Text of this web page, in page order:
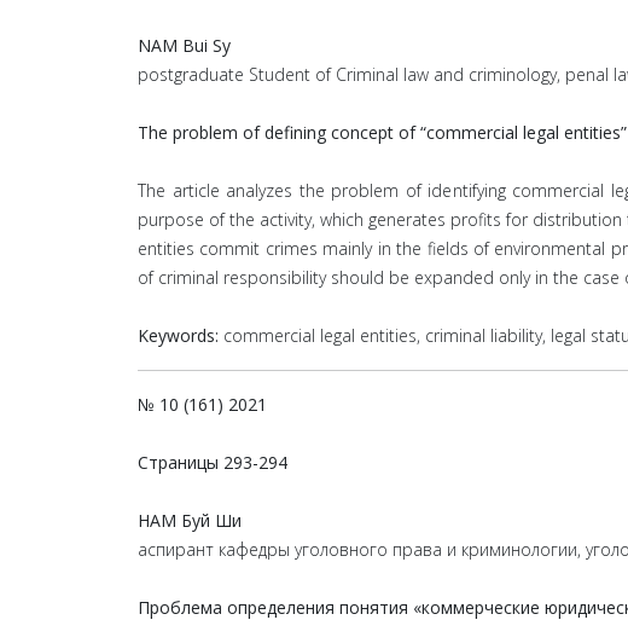
NAM Bui Sy
postgraduate Student of Criminal law and criminology, penal
The problem of defining concept of “commercial legal
The article analyzes the problem of identifying commercial
purpose of the activity, which generates profits for
entities commit crimes mainly in the fields of environmental
of criminal responsibility should be expanded only in the
Keywords: commercial legal entities, criminal liability, legal
№ 10 (161) 2021
Страницы 293-294
НАМ Буй Ши
аспирант кафедры уголовного права и криминологии,
Проблема определения понятия «коммерческие